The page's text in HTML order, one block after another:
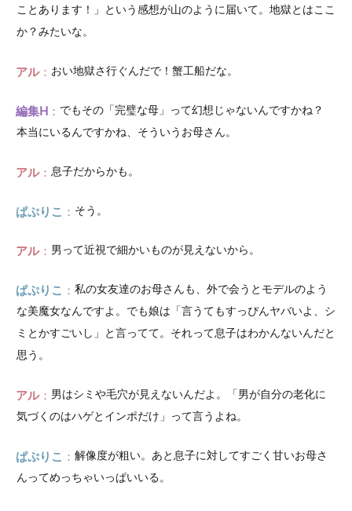
ことあります！」という感想が山のように届いて。地獄とはここ
か？みたいな。
アル おい地獄さ行ぐんだで！蟹工船だな。
編集H
でもその「完璧な母」って幻想じゃないんですかね？
本当にいるんですかね、そういうお母さん。
アル 息子だからかも。
ぱぷりこ そう。
アル 男って近視で細かいものが見えないから。
ぱぷりこ
私の女友達のお母さんも、外で会うとモデルのよう
な美魔女なんですよ。でも娘は「言うてもすっぴんヤバいよ、シ
ミとかすごいし」と言ってて。それって息子はわかんないんだと
思う。
アル
男はシミや毛穴が見えないんだよ。「男が自分の老化に
気づくのはハゲとインポだけ」って言うよね。
ぱぷりこ
解像度が粗い。あと息子に対してすごく甘いお母さ
んってめっちゃいっぱいいる。